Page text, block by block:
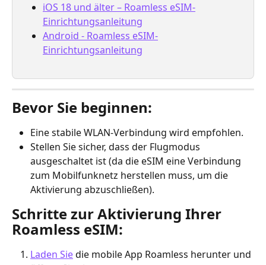
iOS 18 und älter – Roamless eSIM-
Einrichtungsanleitung
Android - Roamless eSIM-
Einrichtungsanleitung
Bevor Sie beginnen:
Eine stabile WLAN-Verbindung wird empfohlen.
Stellen Sie sicher, dass der Flugmodus
ausgeschaltet ist (da die eSIM eine Verbindung
zum Mobilfunknetz herstellen muss, um die
Aktivierung abzuschließen).
Schritte zur Aktivierung Ihrer
Roamless eSIM:
Laden Sie die mobile App Roamless herunter und